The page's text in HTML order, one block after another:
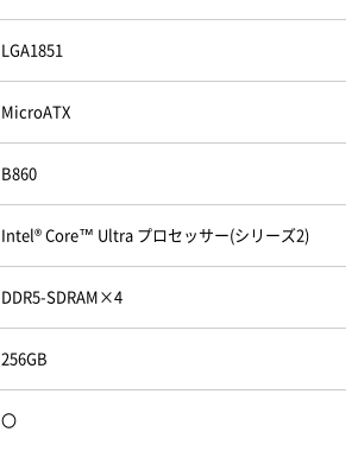
LGA1851
MicroATX
B860
Intel® Core™ Ultra プロセッサー(シリーズ2)
DDR5-SDRAM×4
256GB
〇